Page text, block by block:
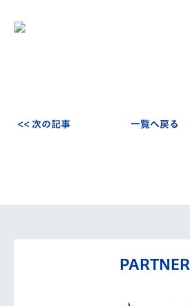
<< 次の記事 一覧へ戻る
PARTNER